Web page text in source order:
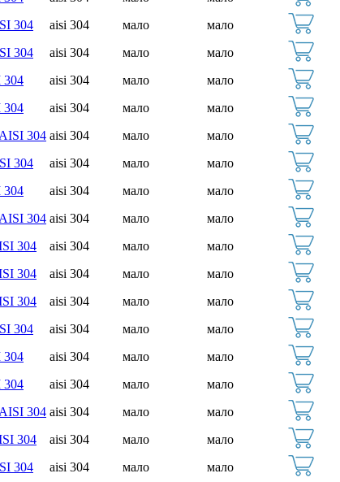
304
aisi 304 мало
мало
304
aisi 304 мало
мало
304
aisi 304 мало
мало
304
aisi 304 мало
мало
304 aisi 304 мало
мало
304
aisi 304 мало
мало
304
aisi 304 мало
мало
304 aisi 304 мало
мало
304
aisi 304 мало
мало
304
aisi 304 мало
мало
304
aisi 304 мало
мало
304
aisi 304 мало
мало
304
aisi 304 мало
мало
304
aisi 304 мало
мало
304 aisi 304 мало
мало
304
aisi 304 мало
мало
304
aisi 304 мало
мало